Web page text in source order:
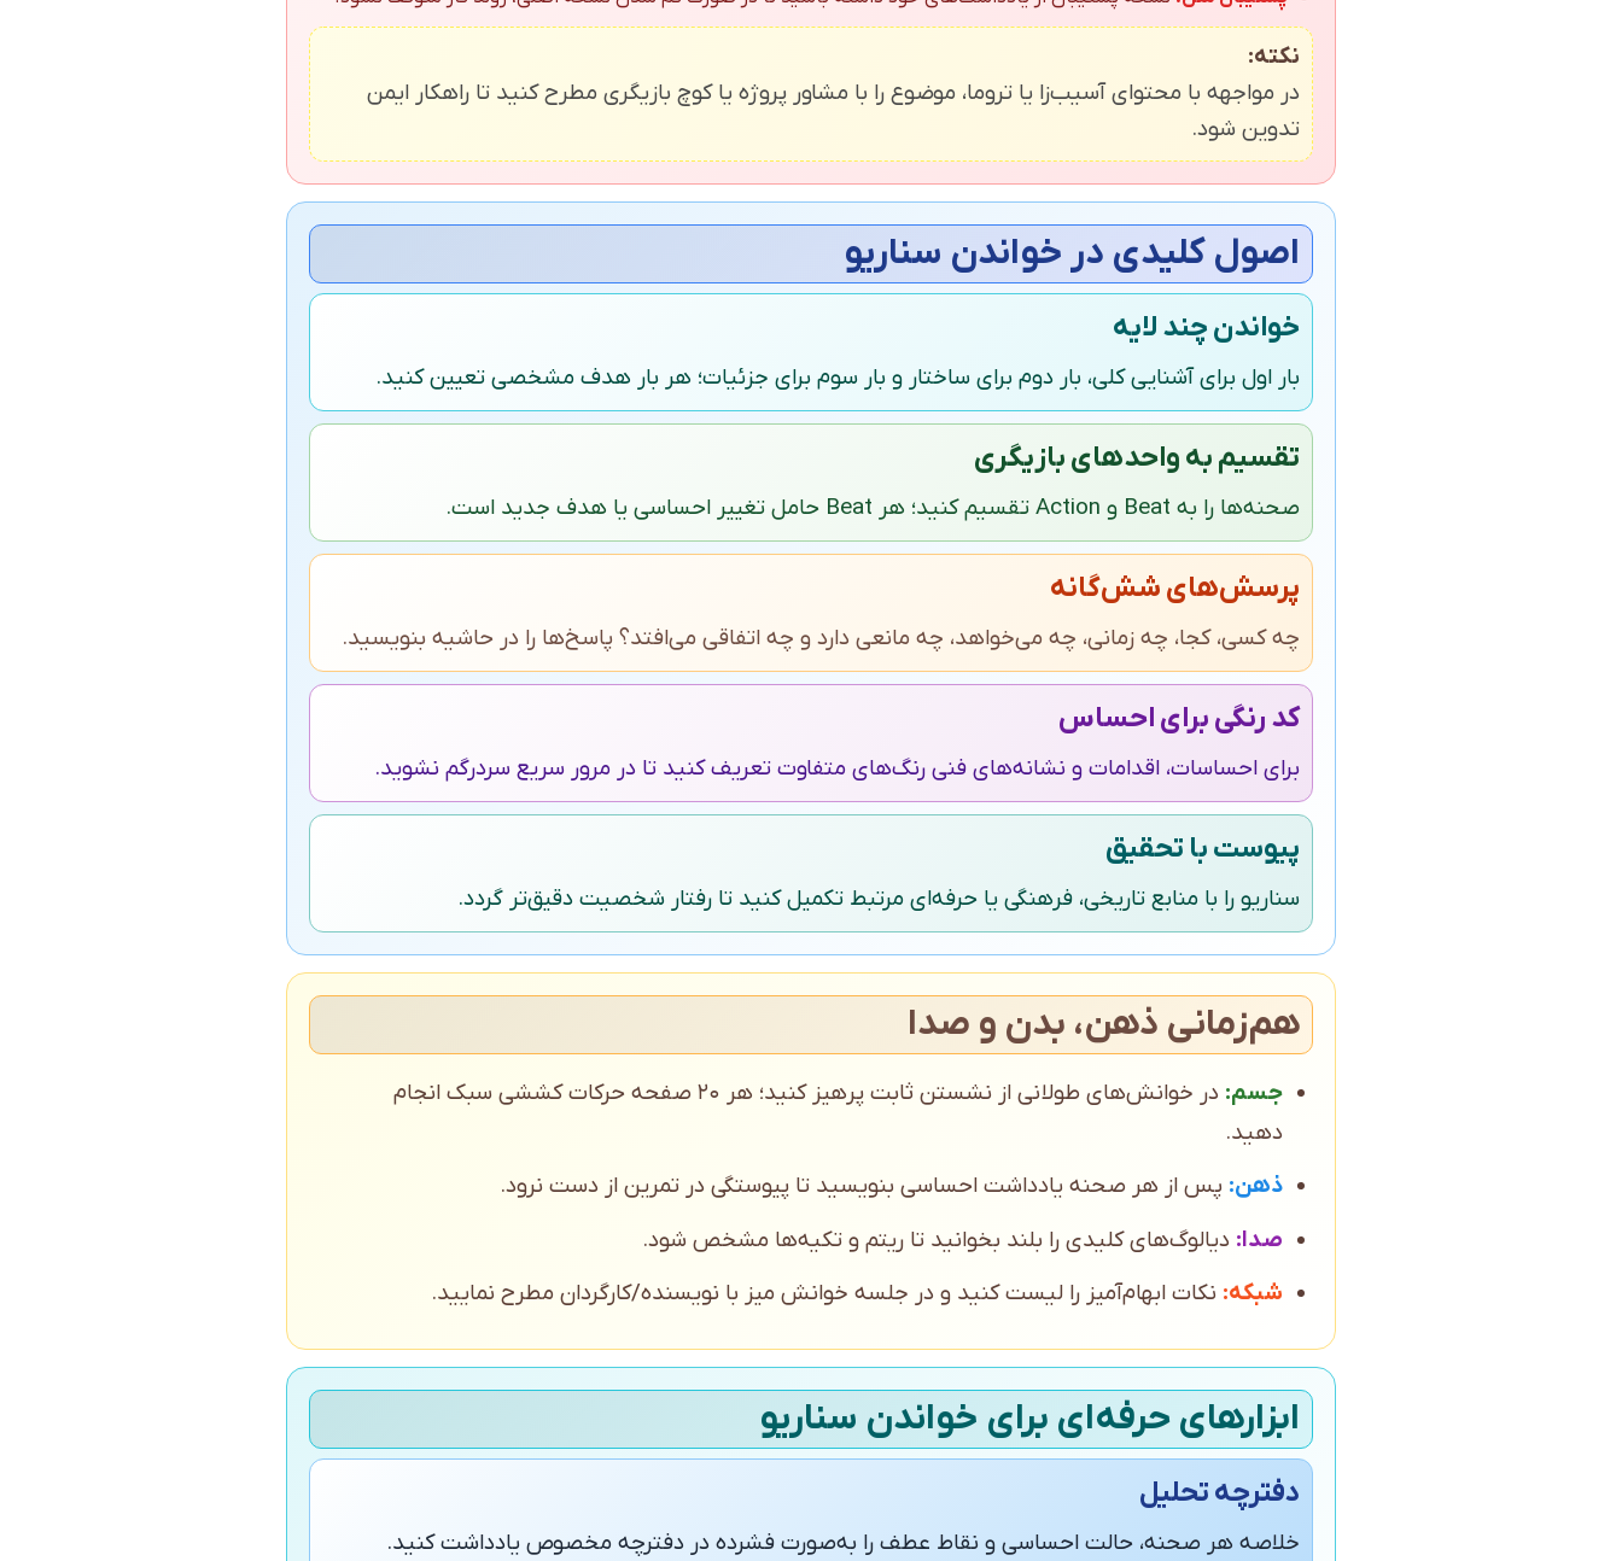
نکته:
در مواجهه با محتوای آسیب‌زا یا تروما، موضوع را با مشاور پروژه یا کوچ بازیگری مطرح کنید تا راهکار ایمن
تدوین شود.
اصول کلیدی در خواندن سناریو
خواندن چند لایه
بار اول برای آشنایی کلی، بار دوم برای ساختار و بار سوم برای جزئیات؛ هر بار هدف مشخصی تعیین کنید.
تقسیم به واحدهای بازیگری
صحنه‌ها را به Beat و Action تقسیم کنید؛ هر Beat حامل تغییر احساسی یا هدف جدید است.
پرسش‌های شش‌گانه
چه کسی، کجا، چه زمانی، چه می‌خواهد، چه مانعی دارد و چه اتفاقی می‌افتد؟ پاسخ‌ها را در حاشیه بنویسید.
کد رنگی برای احساس
برای احساسات، اقدامات و نشانه‌های فنی رنگ‌های متفاوت تعریف کنید تا در مرور سریع سردرگم نشوید.
پیوست با تحقیق
سناریو را با منابع تاریخی، فرهنگی یا حرفه‌ای مرتبط تکمیل کنید تا رفتار شخصیت دقیق‌تر گردد.
هم‌زمانی ذهن، بدن و صدا
جسم:
در خوانش‌های طولانی از نشستن ثابت پرهیز کنید؛ هر ۲۰ صفحه حرکات کششی سبک انجام
دهید.
ذهن: پس از هر صحنه یادداشت احساسی بنویسید تا پیوستگی در تمرین از دست نرود.
صدا: دیالوگ‌های کلیدی را بلند بخوانید تا ریتم و تکیه‌ها مشخص شود.
شبکه: نکات ابهام‌آمیز را لیست کنید و در جلسه خوانش میز با نویسنده/کارگردان مطرح نمایید.
ابزارهای حرفه‌ای برای خواندن سناریو
دفترچه تحلیل
خلاصه هر صحنه، حالت احساسی و نقاط عطف را به‌صورت فشرده در دفترچه مخصوص یادداشت کنید.